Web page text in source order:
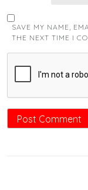
SAVE MY NAME,
THE NEXT TIME I